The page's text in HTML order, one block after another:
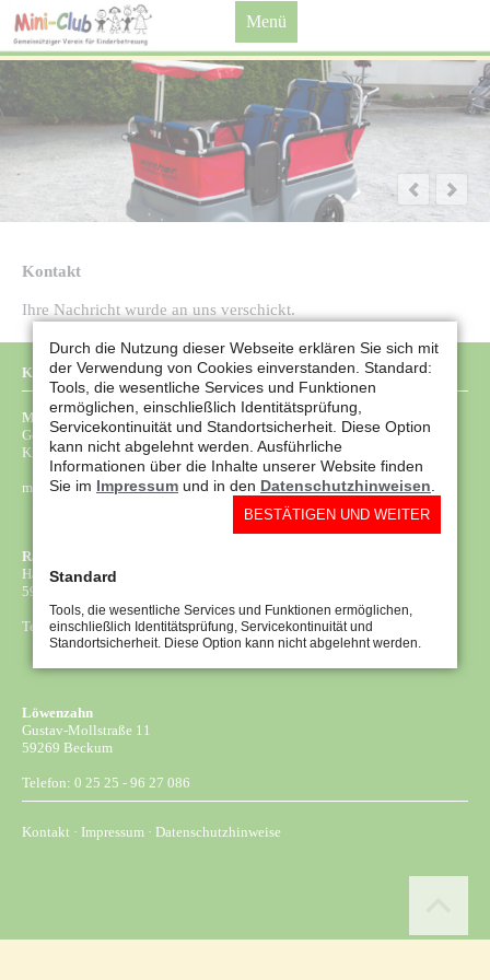
Menü
Kontakt
Ihre Nachricht wurde an uns verschickt.
KONTAKT-DATEN
Mini-Club e. V.
Gemeinnütziger Verein für
Kinderbetreuung
miniclub-neubeckum@web.de
Rasselbande
Hauptstraße 87
59269 Beckum
Telefon: 0 25 25 - 80 19 827
Löwenzahn
Gustav-Mollstraße 11
59269 Beckum
Telefon: 0 25 25 - 96 27 086
Kontakt · Impressum · Datenschutzhinweise
Durch die Nutzung dieser Webseite erklären Sie sich mit
der Verwendung von Cookies einverstanden. Standard:
Tools, die wesentliche Services und Funktionen
ermöglichen, einschließlich Identitätsprüfung,
Servicekontinuität und Standortsicherheit. Diese Option
kann nicht abgelehnt werden. Ausführliche
Informationen über die Inhalte unserer Website finden
Sie im Impressum und in den Datenschutzhinweisen
BESTÄTIGEN UND WEITER
Standard
Tools, die wesentliche Services und Funktionen ermöglichen,
einschließlich Identitätsprüfung, Servicekontinuität und
Standortsicherheit. Diese Option kann nicht abgelehnt werden.